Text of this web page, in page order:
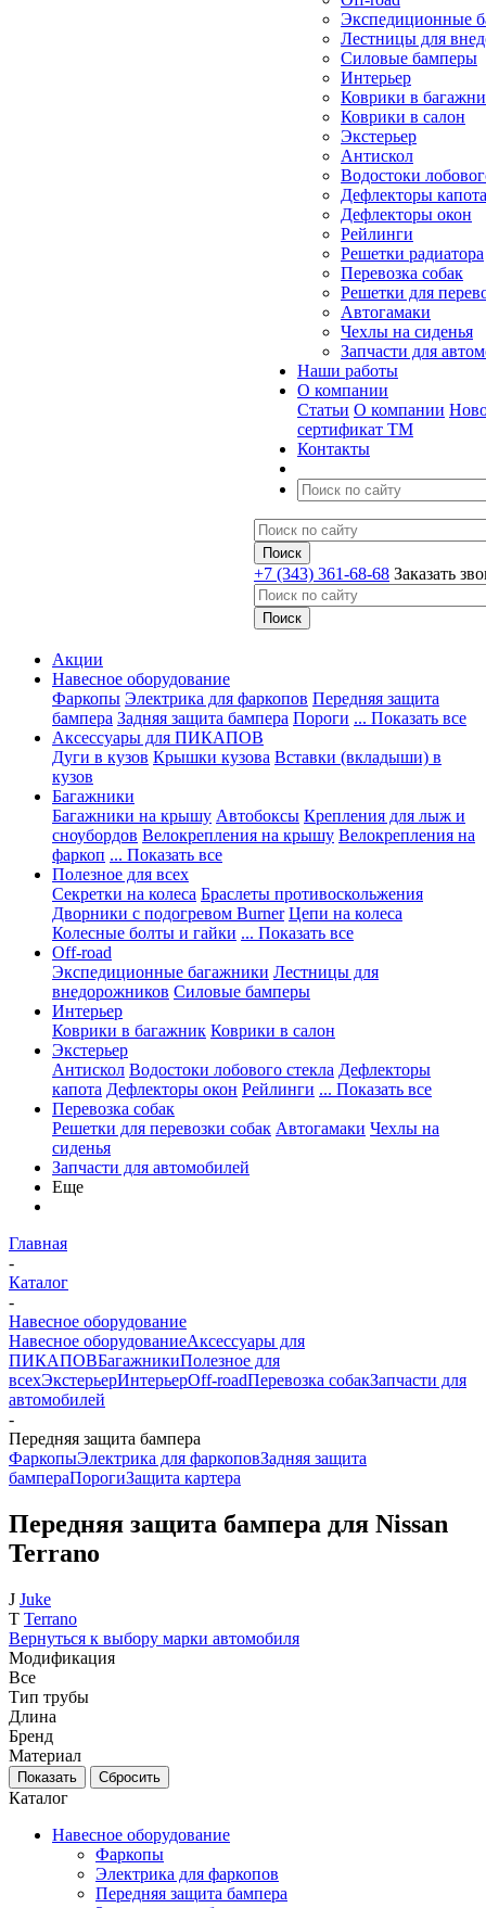
Экспедиционные
Лестницы для
Силовые бамперы
Интерьер
Коврики в
Коврики в салон
Экстерьер
Антискол
Водостоки
Дефлекторы капота
Дефлекторы окон
Рейлинги
Решетки радиатора
Перевозка собак
Решетки для
Автогамаки
Чехлы на сиденья
Запчасти для
Наши работы
О компании
Статьи О компании
сертификат ТМ
Контакты
+7 (343) 361-68-68 Заказать
Акции
Навесное оборудование
Фаркопы Электрика для фаркопов Передняя защита
бампера Задняя защита бампера Пороги ... Показать все
Аксессуары для ПИКАПОВ
Дуги в кузов Крышки кузова Вставки (вкладыши) в
кузов
Багажники
Багажники на крышу Автобоксы Крепления для лыж и
сноубордов Велокрепления на крышу Велокрепления на
фаркоп ... Показать все
Полезное для всех
Секретки на колеса Браслеты противоскольжения
Дворники с подогревом Burner Цепи на колеса
Колесные болты и гайки ... Показать все
Off-road
Экспедиционные багажники Лестницы для
внедорожников Силовые бамперы
Интерьер
Коврики в багажник Коврики в салон
Экстерьер
Антискол Водостоки лобового стекла Дефлекторы
капота Дефлекторы окон Рейлинги ... Показать все
Перевозка собак
Решетки для перевозки собак Автогамаки Чехлы на
сиденья
Запчасти для автомобилей
Еще
Главная
-
Каталог
-
Навесное оборудование
Навесное оборудованиеАксессуары для
ПИКАПОВБагажникиПолезное для
всехЭкстерьерИнтерьерOff-roadПеревозка собакЗапчасти для
автомобилей
-
Передняя защита бампера
ФаркопыЭлектрика для фаркоповЗадняя защита
бампераПорогиЗащита картера
Передняя защита бампера для Nissan
Terrano
J Juke
T Terrano
Вернуться к выбору марки автомобиля
Модификация
Все
Тип трубы
Длина
Бренд
Материал
Каталог
Навесное оборудование
Фаркопы
Электрика для фаркопов
Передняя защита бампера